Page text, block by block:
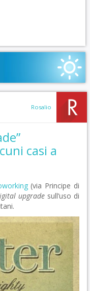
Rosalio
casi a
(via Principe di
upgradesull’uso di